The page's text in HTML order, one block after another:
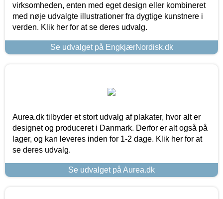
virksomheden, enten med eget design eller kombineret
med nøje udvalgte illustrationer fra dygtige kunstnere i
verden. Klik her for at se deres udvalg.
Se udvalget på EngkjærNordisk.dk
Aurea.dk tilbyder et stort udvalg af plakater, hvor alt er
designet og produceret i Danmark. Derfor er alt også på
lager, og kan leveres inden for 1-2 dage. Klik her for at
se deres udvalg.
Se udvalget på Aurea.dk